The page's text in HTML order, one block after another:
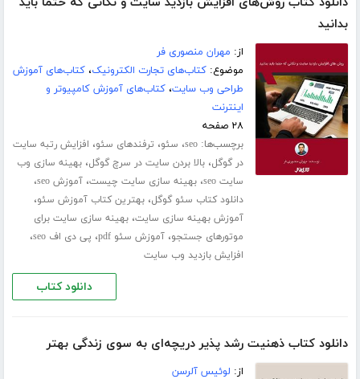
بدانید
از: مهران منصوری فر
موضوع:کتاب‌های تجارت الکترونیک،کتاب‌های آموزش
طراحی وب سایت،کتاب‌های آموزش کامپیوتر و
اینترنت
۲۸ صفحه
برچسب‌ها:seo، سئو، ترفندهای سئو، افزایش رتبه سایت
در گوگل،بالا بردن سایت در سرچ گوگل،بهینه سازی وب
سایت seo
،بهینه سازی سایت چیست،آموزش seo ،
دانلود کتاب سئو گوگل،بهترین کتاب آموزش سئو،
آموزش بهینه سازی سایت،بهینه سازی سایت برای
موتورهای جستجو،آموزش سئو pdf ، پی دی اف seo ،
افزایش بازدید وب سایت
دانلود کتاب
دانلود کتاب ذهنیت رشد پذیر دریچه‌ای به سوی زندگی بهتر
از: لوئیس آلرسن